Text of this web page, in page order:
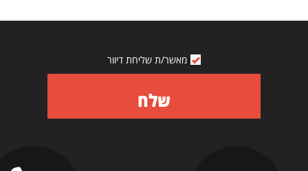
מאשר/ת שליחת דיוור
שלח